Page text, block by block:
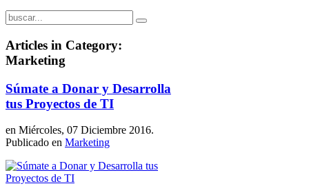
Articles in Category:
Marketing
Súmate a Donar y Desarrolla
tus Proyectos de TI
en Miércoles, 07 Diciembre 2016.
Publicado en Marketing